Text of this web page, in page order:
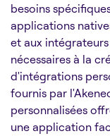
besoins
applications
et aux
nécessaires à la
d'intégrations
fournis par
personnalisées
une application